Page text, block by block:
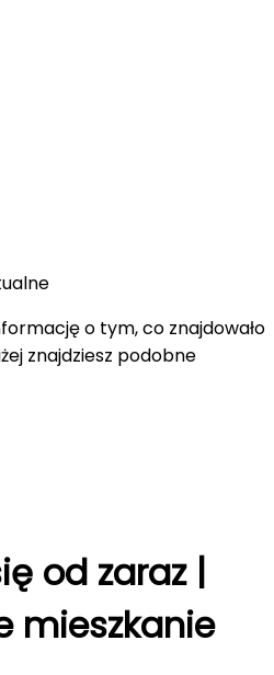
o tym, co znajdowało
znajdziesz podobne
od zaraz |
mieszkanie